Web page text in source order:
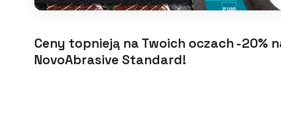
Ceny topnieją na Twoich oczach -20%
NovoAbrasive Standard!